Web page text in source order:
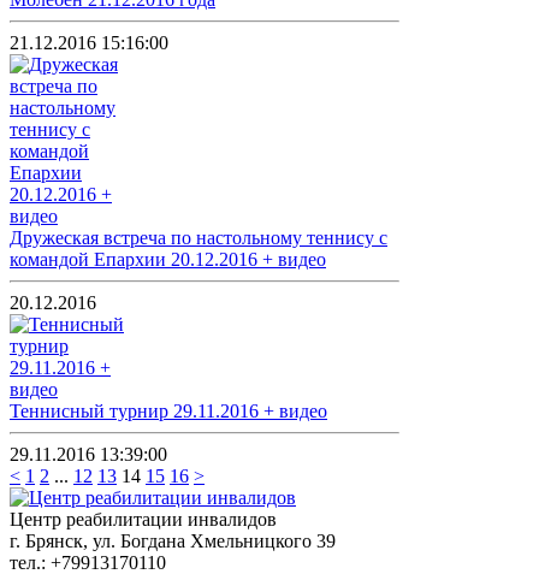
21.12.2016 15:16:00
Дружеская встреча по настольному теннису с
командой Епархии 20.12.2016 + видео
20.12.2016
Теннисный турнир 29.11.2016 + видео
29.11.2016 13:39:00
< 1 2 ... 12 13 14 15 16 >
Центр реабилитации инвалидов
г. Брянск, ул. Богдана Хмельницкого 39
тел.: +79913170110